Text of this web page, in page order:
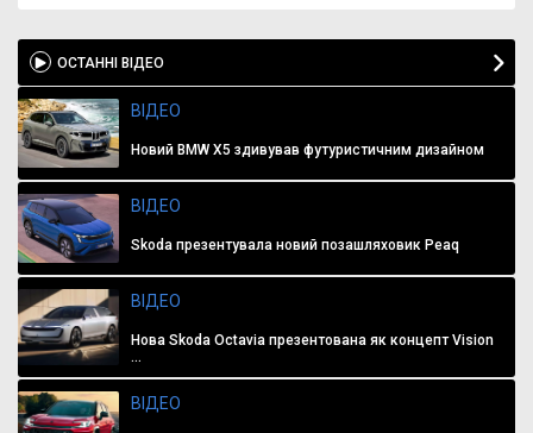
ОСТАННІ ВІДЕО
ВІДЕО
Новий BMW X5 здивував футуристичним дизайном
ВІДЕО
Skoda презентувала новий позашляховик Peaq
ВІДЕО
Нова Skoda Octavia презентована як концепт Vision
...
ВІДЕО